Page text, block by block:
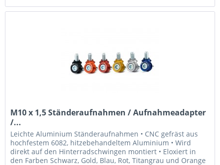
M10 x 1,5 Ständeraufnahmen / Aufnahmeadapter
/...
Leichte Aluminium Ständeraufnahmen • CNC gefräst aus
hochfestem 6082, hitzebehandeltem Aluminium • Wird
direkt auf den Hinterradschwingen montiert • Eloxiert in
den Farben Schwarz, Gold, Blau, Rot, Titangrau und Orange